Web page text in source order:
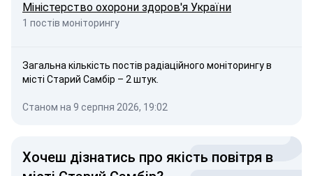
Міністерство охорони здоров'я України
1 постів моніторингу
Загальна кількість постів радіаційного моніторингу в
місті Старий Самбір – 2 штук.
Станом на 9 серпня 2026, 19:02
Хочеш дізнатись про якість повітря в